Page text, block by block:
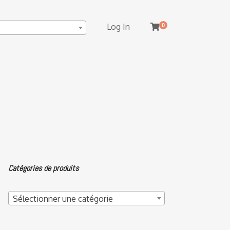
Log In 0
Catégories de produits
Sélectionner une catégorie